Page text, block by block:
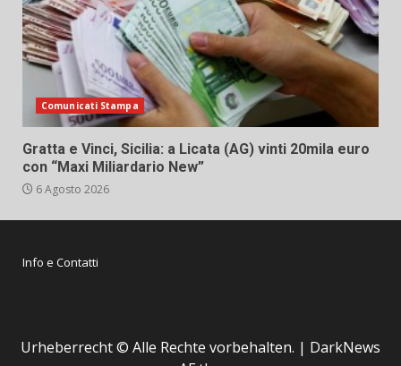
Comunicati Stampa
Gratta e Vinci, Sicilia: a Licata (AG) vinti 20mila euro
con “Maxi Miliardario New”
6 Agosto 2026
Info e Contatti
Urheberrecht © Alle Rechte vorbehalten. | DarkNews